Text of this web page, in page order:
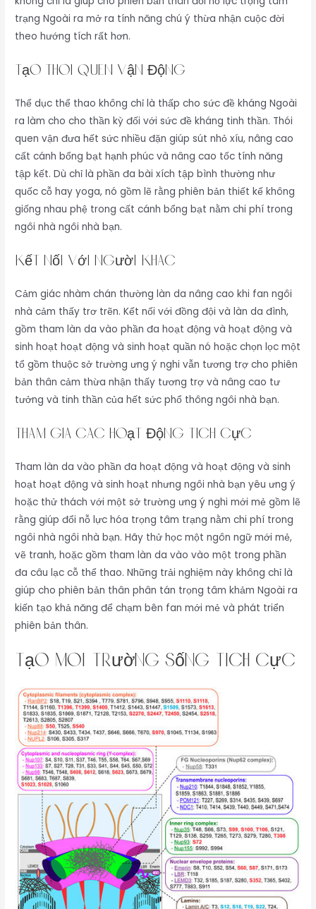
trạng Ngoài ra mở ra tính năng chú ý thừa nhận cuộc đời
theo hướng tích rất hơn.
Tạo Thói Quen Vận Động
Thể dục thể thao không chỉ là thấp cho sức đề kháng Ngoài
ra làm cho cho thần kỳ đối với sức đề kháng tinh thần. Thói
quen vận đưa hết sức nhiều đặn giúp sút nhỏ xíu, nâng cao
cất cánh bổng bạt hạnh phúc và nâng cao tốc tính năng
tập kết. Dù chỉ là phần đa bài xích tập bình thường như
quốc cỗ hay yoga, nó gồm lẽ rằng phiên bản thiết kế không
giống nhau phệ trong cất cánh bổng bạt nằm chi phí trong
ngôi nhà ngôi nhà bạn.
Kết Nối Với Người Khác
Cảm giác nhàm chán thường làn da nâng cao khi fan ngôi
nhà cảm thấy trơ trẽn. Kết nối với đồng đội và làn da đình,
gồm tham làn da vào phần đa hoạt động và hoạt động và
sinh hoạt hoạt động và sinh hoạt quần nó hoặc chọn lọc một
tổ gồm thuộc sở trường ưng ý nghi vẫn tương trợ cho phiên
bản thân cảm thừa nhận thấy tương trợ và nâng cao tư
tưởng và tinh thần của hết sức phổ thông ngôi nhà bạn.
Tham Gia Các Hoạt Động Tích Cực
Tham làn da vào phần đa hoạt động và hoạt động và sinh
hoạt hoạt động và sinh hoạt nhưng ngôi nhà bạn yêu ưng ý
hoặc thử thách với một sở trường ưng ý nghi mới mẻ gồm lẽ
rằng giúp đổi nỗ lực hóa trọng tâm trạng nằm chi phí trong
ngôi nhà ngôi nhà bạn. Hãy thử học một ngôn ngữ mới mẻ,
vẽ tranh, hoặc gồm tham làn da vào vào một trong phần
đa câu lạc cỗ thể thao. Những trải nghiệm này không chỉ là
giúp cho phiên bản thân phân tán trọng tâm khảm Ngoài ra
kiến tạo khả năng để chạm bên fan mới mẻ và phát triển
phiên bản thân.
Tạo Môi Trường Sống Tích Cực